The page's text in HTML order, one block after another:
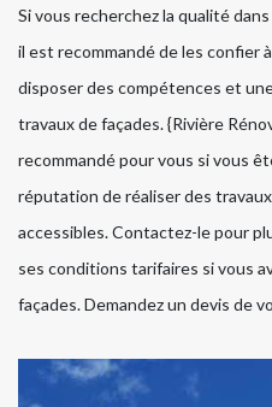
Si vous recherchez la qualité
il est recommandé de les confier
disposer des compétences et
travaux de façades. {Rivière
recommandé pour vous si vous
réputation de réaliser des
accessibles. Contactez-le pour
ses conditions tarifaires si vous
façades. Demandez un devis de